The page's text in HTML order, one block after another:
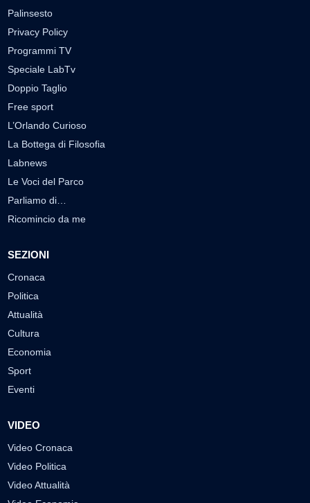
Palinsesto
Privacy Policy
Programmi TV
Speciale LabTv
Doppio Taglio
Free sport
L’Orlando Curioso
La Bottega di Filosofia
Labnews
Le Voci del Parco
Parliamo di…
Ricomincio da me
SEZIONI
Cronaca
Politica
Attualità
Cultura
Economia
Sport
Eventi
VIDEO
Video Cronaca
Video Politica
Video Attualità